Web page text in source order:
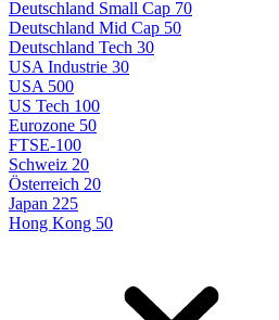
Deutschland Small Cap 70
Deutschland Mid Cap 50
Deutschland Tech 30
USA Industrie 30
USA 500
US Tech 100
Eurozone 50
FTSE-100
Schweiz 20
Österreich 20
Japan 225
Hong Kong 50